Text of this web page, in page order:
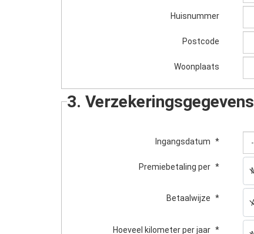
Huisnummer
Postcode
Woonplaats
3. Verzekeringsgegevens
Ingangsdatum *
Premiebetaling per *
Betaalwijze *
Hoeveel kilometer per jaar *